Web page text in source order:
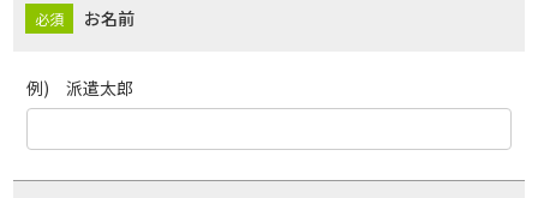
お名前
例) 派遣太郎